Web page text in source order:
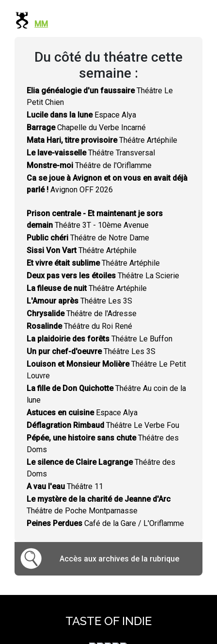
MM
Du côté du théatre cette
semaine :
Elia généalogie d'un faussaireThéâtre Le
Petit Chien
Lucile dans la luneEspace Alya
BarrageChapelle du Verbe Incarné
Mata Hari, titre provisoireThéâtre Artéphile
Le lave-vaisselleThéâtre Transversal
Monstre-moi Théâtre de l'Oriflamme
Ca se joue à Avignon et on vous en avait déjà
parlé ! Avignon OFF 2026
Prison centrale - Et maintenant je sors
demain Théâtre 3T - 10ème Avenue
Public chéri Théâtre de Notre Dame
Sissi Von VartThéâtre Artéphile
Et vivre était sublimeThéâtre Artéphile
Deux pas vers les étoiles Théâtre La Scierie
La fileuse de nuitThéâtre Artéphile
L'Amour après Théâtre Les 3S
ChrysalideThéâtre de l'Adresse
RosalindeThéâtre du Roi René
La plaidoirie des forêts Théâtre Le Buffon
Un pur chef-d'oeuvreThéâtre Les 3S
Louison et Monsieur MolièreThéâtre Le Petit
Louvre
La fille de Don QuichotteThéâtre Au coin de la
lune
Astuces en cuisineEspace Alya
Déflagration Rimbaud Théâtre Le Verbe Fou
Pépée, une histoire sans chuteThéâtre des
Doms
Le silence de Claire LagrangeThéâtre des
Doms
A vau l'eau Théâtre 11
Le mystère de la charité de Jeanne d'Arc
Théâtre de Poche Montparnasse
Peines Perdues Café de la Gare / L'Oriflamme
Accès aux archives de la rubrique
TASTE OF INDIE